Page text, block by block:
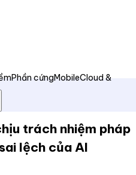
Phần cứngMobileCloud &
trách nhiệm pháp
lệch của AI